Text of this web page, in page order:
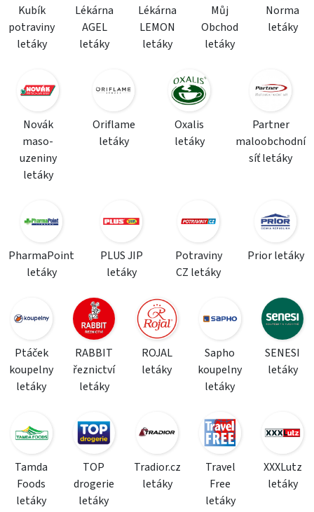
Kubík
potraviny
letáky
Lékárna
AGEL
letáky
Lékárna
LEMON
letáky
Můj
Obchod
letáky
Norma
letáky
Novák
maso-
uzeniny
letáky
Oriflame
letáky
Oxalis
letáky
Partner
maloobchodní
síť letáky
PharmaPoint
letáky
PLUS JIP
letáky
Potraviny
CZ letáky
Prior letáky
Ptáček
koupelny
letáky
RABBIT
řeznictví
letáky
ROJAL
letáky
Sapho
koupelny
letáky
SENESI
letáky
Tamda
Foods
letáky
TOP
drogerie
letáky
Tradior.cz
letáky
Travel
Free
letáky
XXXLutz
letáky